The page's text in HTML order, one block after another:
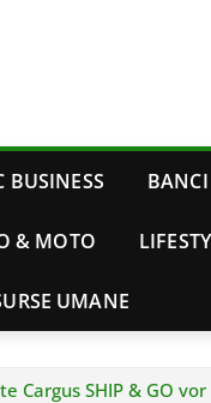
BUSINESS
& MOTO
UMANE
Cargus SHIP & GO